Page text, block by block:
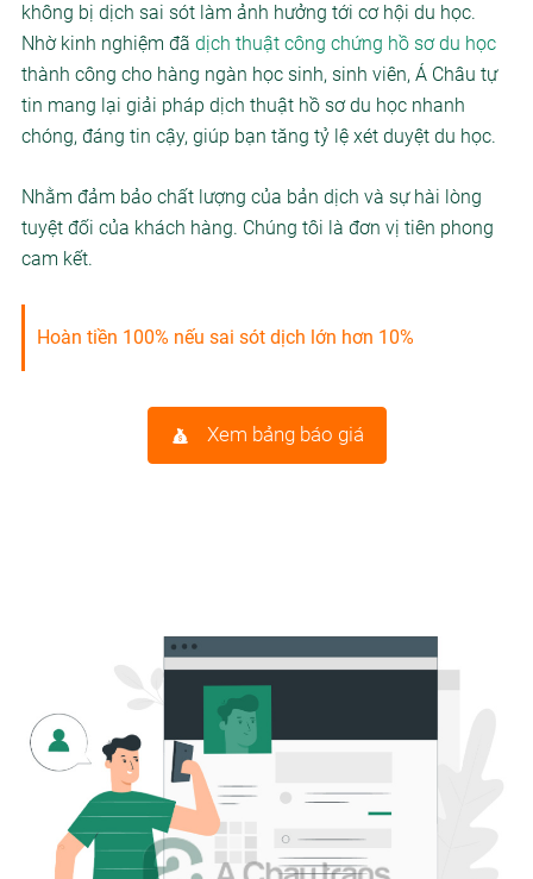
không bị dịch sai sót làm ảnh hưởng tới cơ hội du học.
Nhờ kinh nghiệm đã dịch thuật công chứng hồ sơ du học
thành công cho hàng ngàn học sinh, sinh viên, Á Châu tự
tin mang lại giải pháp dịch thuật hồ sơ du học nhanh
chóng, đáng tin cậy, giúp bạn tăng tỷ lệ xét duyệt du học.
Nhằm đảm bảo chất lượng của bản dịch và sự hài lòng
tuyệt đối của khách hàng. Chúng tôi là đơn vị tiên phong
cam kết.
Hoàn tiền 100% nếu sai sót dịch lớn hơn 10%
Xem bảng báo giá